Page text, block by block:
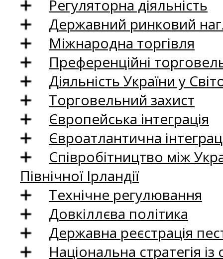
Регуляторна діяльність
Державний ринковий
Міжнародна торгівля
Преференційні
Діяльність України у
Торговельний захист
Європейська інтеграція
Євроатлантична
Співробітництво між
Північної Ірландії
Технічне регулювання
Довкіллєва політика
Державна реєстрація
Національна стратегія